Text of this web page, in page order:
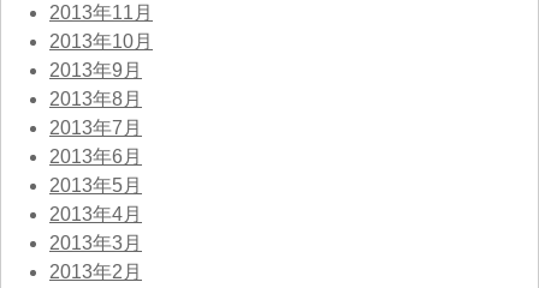
2013年11月
2013年10月
2013年9月
2013年8月
2013年7月
2013年6月
2013年5月
2013年4月
2013年3月
2013年2月